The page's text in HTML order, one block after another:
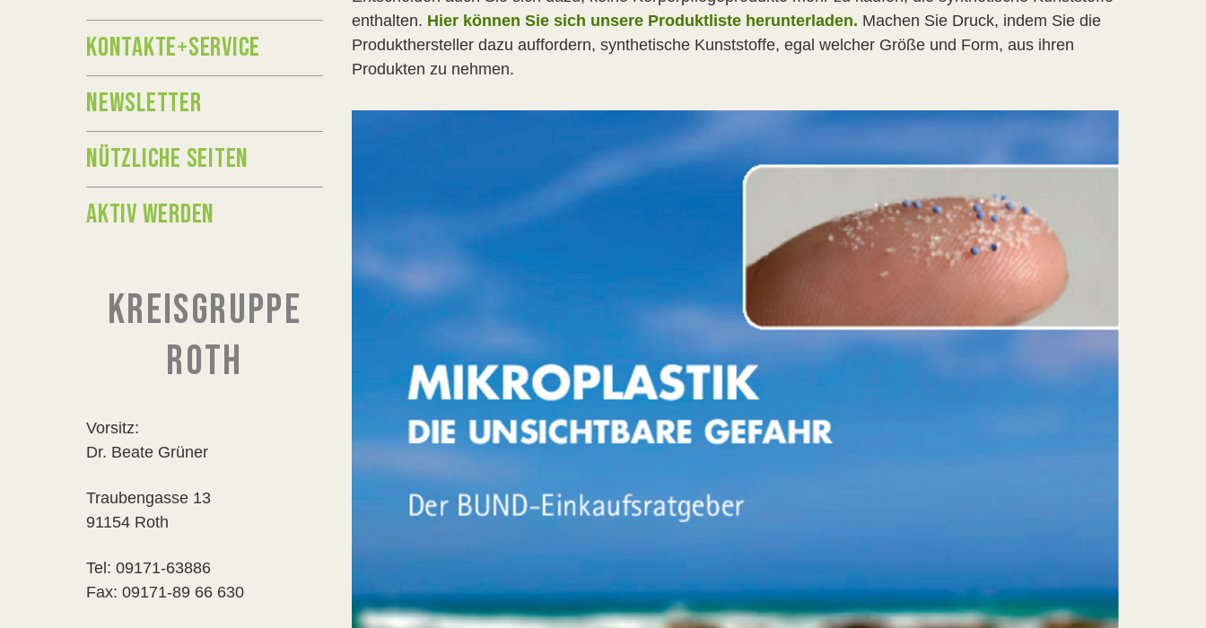
enthalten. Hier können Sie sich unsere Produktliste herunterladen. Machen Sie Druck, indem Sie die
Produkthersteller dazu auffordern, synthetische Kunststoffe, egal welcher Größe und Form, aus ihren
Produkten zu nehmen.
KONTAKTE+SERVICE
NEWSLETTER
NÜTZLICHE SEITEN
AKTIV WERDEN
KREISGRUPPE
ROTH
Vorsitz:
Dr. Beate Grüner
Traubengasse 13
91154 Roth
Tel: 09171-63886
Fax: 09171-89 66 630